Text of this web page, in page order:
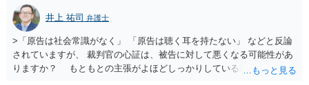
る、業務委託契約を検討するという方法もあり得るかと存じます。
（※業務委託契約を検討される場合は、運用面によっては実質的に雇
用契約関係であると判断されるリスクもありますので顧問弁護士の先
生にもご相談の上慎重にご判断ください。）
ら、事件がうまくいかないことの責任は弁護士にあるわけではない、
ということも多いと思います。そのような場合、仕事をしていて心地
の良いものではないので自ら辞任を検討することもありますが、最終
的にはお分かりいただけるだろうと考えて続けることもあります。 ご
相談者さんが、今の弁護士さんの対応や方針に疑問を持ち、それによ
り経営者の考えが歪められ、このままでは会社がたち行かなくなると
井上 祐司 弁護士
>「原告は社会常識がなく」 「原告は聴く耳を持たない」 などと反論
されていますが、 裁判官の心証は、被告に対して悪くなる可能性があ
りますか？ もともとの主張がよほどしっかりしている書面でなけれ